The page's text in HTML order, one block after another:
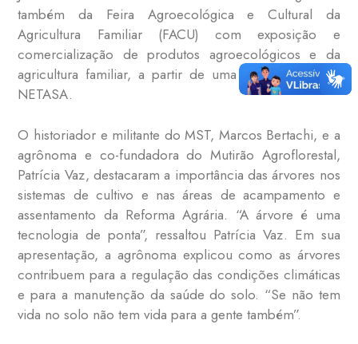
também da Feira Agroecológica e Cultural da
Agricultura Familiar (FACU) com exposição e
comercialização de produtos agroecológicos e da
agricultura familiar, a partir de uma parceria com o
NETASA.
O historiador e militante do MST, Marcos Bertachi, e a
agrônoma e co-fundadora do Mutirão Agroflorestal,
Patrícia Vaz, destacaram a importância das árvores nos
sistemas de cultivo e nas áreas de acampamento e
assentamento da Reforma Agrária. “A árvore é uma
tecnologia de ponta”, ressaltou Patrícia Vaz. Em sua
apresentação, a agrônoma explicou como as árvores
contribuem para a regulação das condições climáticas
e para a manutenção da saúde do solo. “Se não tem
vida no solo não tem vida para a gente também”.